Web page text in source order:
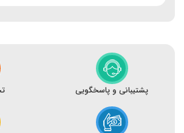
پشتیبانی و پاسخگویی